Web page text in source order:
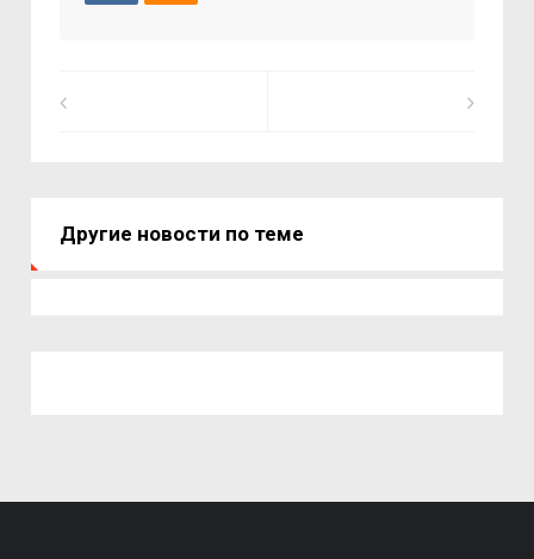
Другие новости по теме